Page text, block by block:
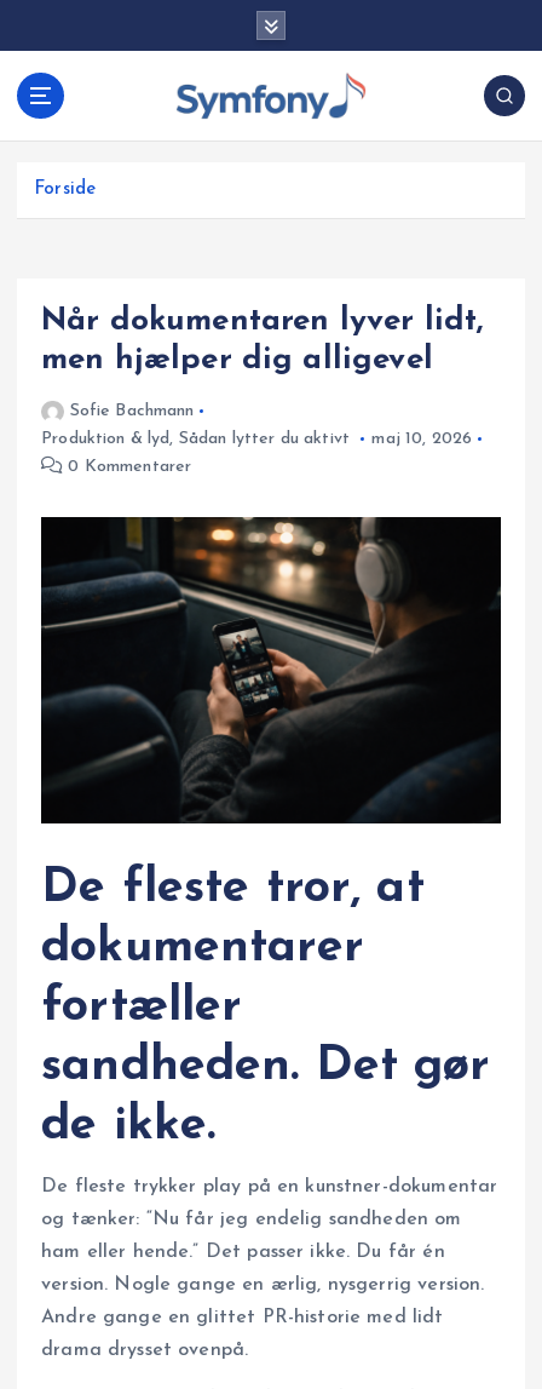
Forside
Når dokumentaren lyver lidt,
men hjælper dig alligevel
Sofie Bachmann
Produktion & lyd , Sådan lytter du aktivt
maj 10, 2026
0 Kommentarer
De fleste tror, at
dokumentarer
fortæller
sandheden. Det gør
de ikke.
De fleste trykker play på en kunstner-dokumentar
og tænker: “Nu får jeg endelig sandheden om
ham eller hende.” Det passer ikke. Du får én
version. Nogle gange en ærlig, nysgerrig version.
Andre gange en glittet PR-historie med lidt
drama drysset ovenpå.